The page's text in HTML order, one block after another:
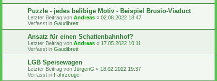
Puzzle - jedes belibige Motiv - Beispiel Brusio-Viaduct
Letzter Beitrag von Andreas « 02.08.2022 18:47
Verfasst in Gaudibrett
Ansatz für einen Schattenbahnhof?
Letzter Beitrag von Andreas « 17.05.2022 10:11
Verfasst in Gaudibrett
LGB Speisewagen
Letzter Beitrag von JürgenG « 18.02.2022 19:37
Verfasst in Fahrzeuge